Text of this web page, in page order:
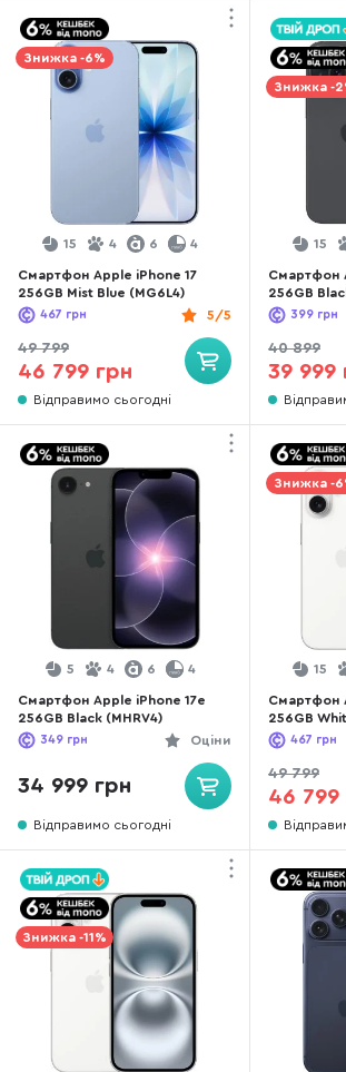
Знижка -6%
15 4 6 4
Смартфон Apple iPhone 17
256GB Mist Blue (MG6L4)
5/5
467 грн
49 799
46 799 грн
Відправимо сьогодні
Знижка -
15
Смартфон
256GB
399 грн
40 899
39 999
5 4 6 4
Смартфон Apple iPhone 17e
256GB Black (MHRV4)
Оціни
349 грн
34 999 грн
Відправимо сьогодні
Знижка -
15
Смартфон
256GB
467 грн
49 799
46 799
Знижка -11%